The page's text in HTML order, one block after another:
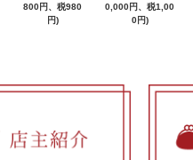
800円、税980
円)
0,000円、税1,00
0円)